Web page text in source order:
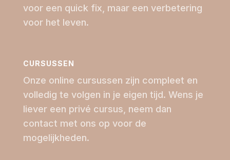
voor een quick fix, maar een verbetering
voor het leven.
CURSUSSEN
Onze online cursussen zijn compleet en
volledig te volgen in je eigen tijd. Wens je
liever een privé cursus, neem dan
contact met ons op voor de
mogelijkheden.